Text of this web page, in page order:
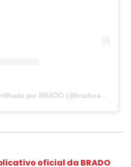
Uma publicação compartilhada por BRADO (@bradoradio)
oficial da BRADO